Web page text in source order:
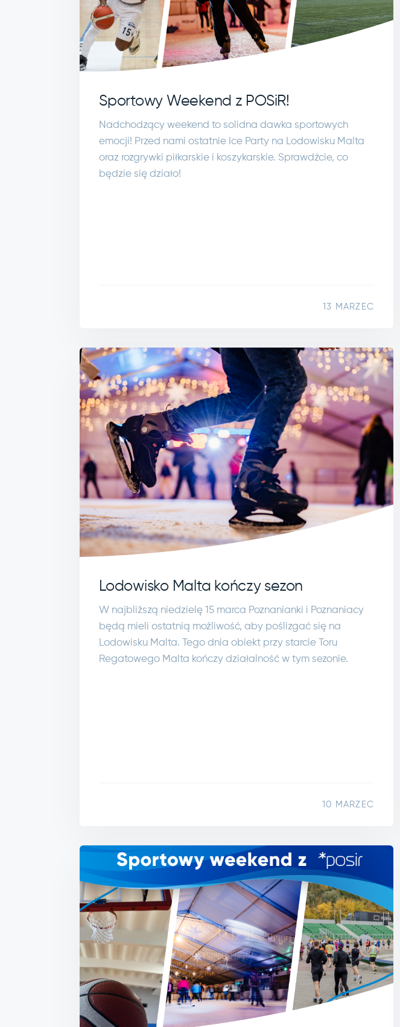
Sportowy Weekend z POSiR!
Nadchodzący weekend to solidna dawka sportowych
emocji! Przed nami ostatnie Ice Party na Lodowisku Malta
oraz rozgrywki piłkarskie i koszykarskie. Sprawdźcie, co
będzie się działo!
13 MARZEC
Lodowisko Malta kończy sezon
W najbliższą niedzielę 15 marca Poznanianki i Poznaniacy
będą mieli ostatnią możliwość, aby poślizgać się na
Lodowisku Malta. Tego dnia obiekt przy starcie Toru
Regatowego Malta kończy działalność w tym sezonie.
10 MARZEC